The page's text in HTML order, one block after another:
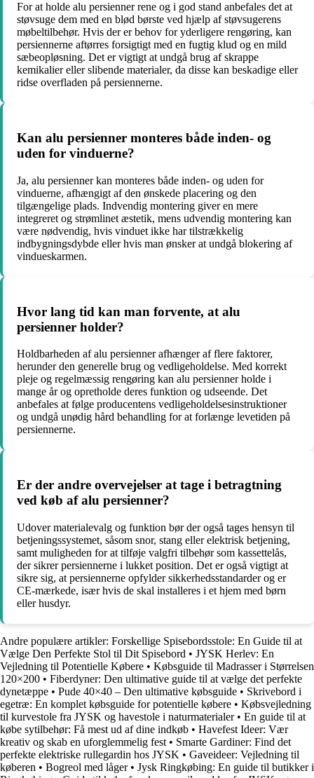
For at holde alu persienner rene og i god stand anbefales det at
støvsuge dem med en blød børste ved hjælp af støvsugerens
møbeltilbehør. Hvis der er behov for yderligere rengøring, kan
persiennerne aftørres forsigtigt med en fugtig klud og en mild
sæbeopløsning. Det er vigtigt at undgå brug af skrappe
kemikalier eller slibende materialer, da disse kan beskadige eller
ridse overfladen på persiennerne.
Kan alu persienner monteres både inden- og
uden for vinduerne?
Ja, alu persienner kan monteres både inden- og uden for
vinduerne, afhængigt af den ønskede placering og den
tilgængelige plads. Indvendig montering giver en mere
integreret og strømlinet æstetik, mens udvendig montering kan
være nødvendig, hvis vinduet ikke har tilstrækkelig
indbygningsdybde eller hvis man ønsker at undgå blokering af
vindueskarmen.
Hvor lang tid kan man forvente, at alu
persienner holder?
Holdbarheden af alu persienner afhænger af flere faktorer,
herunder den generelle brug og vedligeholdelse. Med korrekt
pleje og regelmæssig rengøring kan alu persienner holde i
mange år og opretholde deres funktion og udseende. Det
anbefales at følge producentens vedligeholdelsesinstruktioner
og undgå unødig hård behandling for at forlænge levetiden på
persiennerne.
Er der andre overvejelser at tage i betragtning
ved køb af alu persienner?
Udover materialevalg og funktion bør der også tages hensyn til
betjeningssystemet, såsom snor, stang eller elektrisk betjening,
samt muligheden for at tilføje valgfri tilbehør som kassettelås,
der sikrer persiennerne i lukket position. Det er også vigtigt at
sikre sig, at persiennerne opfylder sikkerhedsstandarder og er
CE-mærkede, især hvis de skal installeres i et hjem med børn
eller husdyr.
Andre populære artikler: Forskellige Spisebordsstole: En Guide til at
Vælge Den Perfekte Stol til Dit Spisebord • JYSK Herlev: En
Vejledning til Potentielle Købere • Købsguide til Madrasser i Størrelsen
120×200 • Fiberdyner: Den ultimative guide til at vælge det perfekte
dynetæppe • Pude 40×40 – Den ultimative købsguide • Skrivebord i
egetræ: En komplet købsguide for potentielle købere • Købsvejledning
til kurvestole fra JYSK og havestole i naturmaterialer• En guide til at
købe sytilbehør: Få mest ud af dine indkøb • Havefest Ideer: Vær
kreativ og skab en uforglemmelig fest • Smarte Gardiner: Find det
perfekte elektriske rullegardin hos JYSK • Gaveideer: Vejledning til
køberen • Bogreol med låger• Jysk Ringkøbing: En guide til butikker i